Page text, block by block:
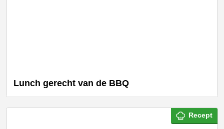
Lunch gerecht van de BBQ
Recept